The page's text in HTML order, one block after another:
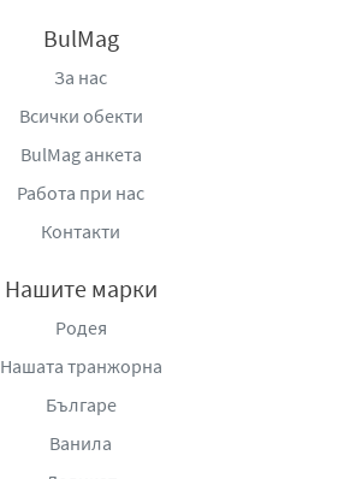
BulMag
За нас
Всички обекти
BulMag анкета
Работа при нас
Контакти
Нашите марки
Родея
Нашата транжорна
Българе
Ванила